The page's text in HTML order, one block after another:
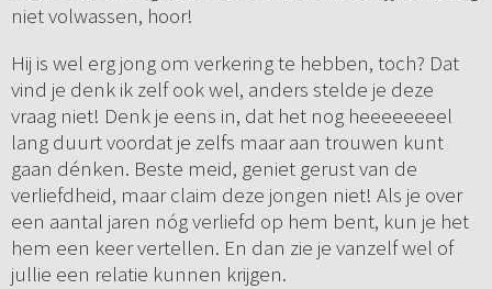
niet volwassen, hoor!
Hij is wel erg jong om verkering te hebben, toch? Dat
vind je denk ik zelf ook wel, anders stelde je deze
vraag niet! Denk je eens in, dat het nog heeeeeeeel
lang duurt voordat je zelfs maar aan trouwen kunt
gaan dénken. Beste meid, geniet gerust van de
verliefdheid, maar claim deze jongen niet! Als je over
een aantal jaren nóg verliefd op hem bent, kun je het
hem een keer vertellen. En dan zie je vanzelf wel of
jullie een relatie kunnen krijgen.